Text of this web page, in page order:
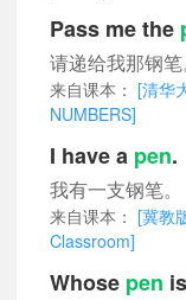
Pass me the
请递给我那钢笔
来自课本： [清华
NUMBERS]
I have a pen.
我有一支钢笔。
来自课本： [冀教
Classroom]
Whose pen